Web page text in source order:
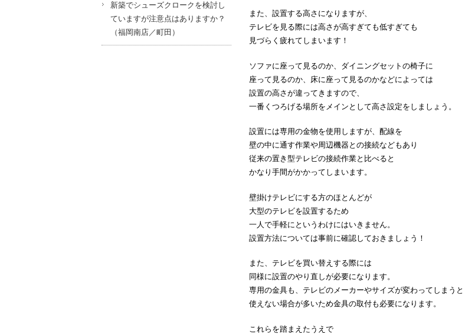
また、設置する高さになりますが、
テレビを見る際には高さが高すぎても低すぎても
見づらく疲れてしまいます！
ソファに座って見るのか、ダイニングセットの椅子に
座って見るのか、床に座って見るのかなどによっては
設置の高さが違ってきますので、
一番くつろげる場所をメインとして高さ設定をしましょう。
設置には専用の金物を使用しますが、配線を
壁の中に通す作業や周辺機器との接続などもあり
従来の置き型テレビの接続作業と比べると
かなり手間がかかってしまいます。
壁掛けテレビにする方のほとんどが
大型のテレビを設置するため
一人で手軽にというわけにはいきません。
設置方法については事前に確認しておきましょう！
また、テレビを買い替えする際には
同様に設置のやり直しが必要になります。
専用の金具も、テレビのメーカーやサイズが変わってしまうと
使えない場合が多いため金具の取付も必要になります。
これらを踏まえたうえで
新築でシューズクロークを検討し
ていますが注意点はありますか？
（福岡南店／町田）